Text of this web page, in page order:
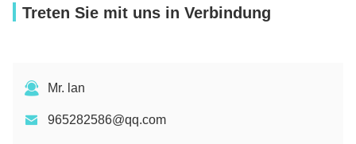
Treten Sie mit uns in Verbindung
Mr. lan
965282586@qq.com